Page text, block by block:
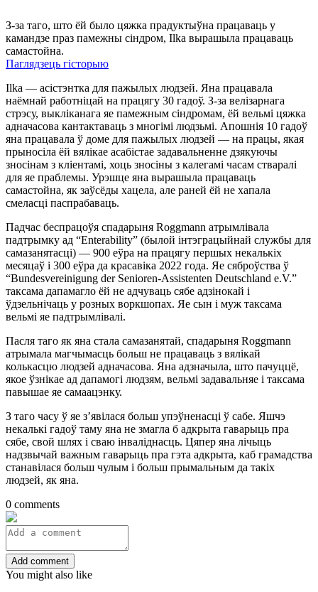
З-за таго, што ёй было цяжка прадуктыўна працаваць у
камандзе праз памежны сіндром, Ilka вырашыла працаваць
самастойна.
Паглядзець гісторыю
Ilka — асістэнтка для пажылых людзей. Яна працавала
наёмнай работніцай на працягу 30 гадоў. З-за велізарнага
стрэсу, выкліканага яе памежным сіндромам, ёй вельмі цяжка
адначасова кантактаваць з многімі людзьмі. Апошнія 10 гадоў
яна працавала ў доме для пажылых людзей — на працы, якая
прыносіла ёй вялікае асабістае задавальненне дзякуючы
зносінам з кліентамі, хоць зносіны з калегамі часам стваралі
для яе праблемы. Урэшце яна вырашыла працаваць
самастойна, як заўсёды хацела, але раней ёй не хапала
смеласці паспрабаваць.
Падчас беспрацоўя спадарыня Roggmann атрымлівала
падтрымку ад “Enterability” (былой інтэграцыйнай службы для
самазанятасці) — 900 еўра на працягу першых некалькіх
месяцаў і 300 еўра да красавіка 2022 года. Яе сяброўства ў
“Bundesvereinigung der Senioren-Assistenten Deutschland e.V.”
таксама дапамагло ёй не адчуваць сябе адзінокай і
ўдзельнічаць у розных воркшопах. Яе сын і муж таксама
вельмі яе падтрымлівалі.
Пасля таго як яна стала самазанятай, спадарыня Roggmann
атрымала магчымасць больш не працаваць з вялікай
колькасцю людзей адначасова. Яна адзначыла, што пачуццё,
якое ўзнікае ад дапамогі людзям, вельмі задавальняе і таксама
павышае яе самаацэнку.
З таго часу ў яе з’явілася больш упэўненасці ў сабе. Яшчэ
некалькі гадоў таму яна не змагла б адкрыта гаварыць пра
сябе, свой шлях і сваю інваліднасць. Цяпер яна лічыць
надзвычай важным гаварыць пра гэта адкрыта, каб грамадства
станавілася больш чулым і больш прымальным да такіх
людзей, як яна.
0 comments
Add comment
You might also like